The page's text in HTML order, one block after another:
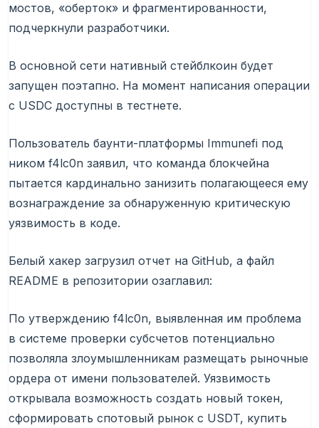
мостов, «оберток» и фрагментированности,
подчеркнули разработчики.
В основной сети нативный стейблкоин будет
запущен поэтапно. На момент написания операции
с USDC доступны в тестнете.
Пользователь баунти-платформы Immunefi под
ником f4lc0n заявил, что команда блокчейна
пытается кардинально занизить полагающееся ему
вознаграждение за обнаруженную критическую
уязвимость в коде.
Белый хакер загрузил отчет на GitHub, а файл
README в репозитории озаглавил:
По утверждению f4lc0n, выявленная им проблема
в системе проверки субсчетов потенциально
позволяла злоумышленникам размещать рыночные
ордера от имени пользователей. Уязвимость
открывала возможность создать новый токен,
сформировать спотовый рынок с USDT, купить